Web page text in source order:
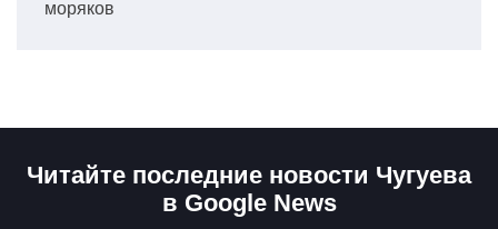
моряков
Читайте последние новости Чугуева
в Google News